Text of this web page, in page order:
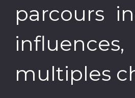
parcours
multiples